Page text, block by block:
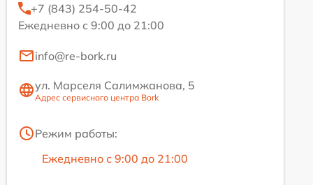
+7 (843) 254-50-42
Ежедневно с 9:00 до 21:00
info@re-bork.ru
ул. Марселя Салимжанова, 5
Адрес сервисного центра Bork
Режим работы:
Ежедневно с 9:00 до 21:00